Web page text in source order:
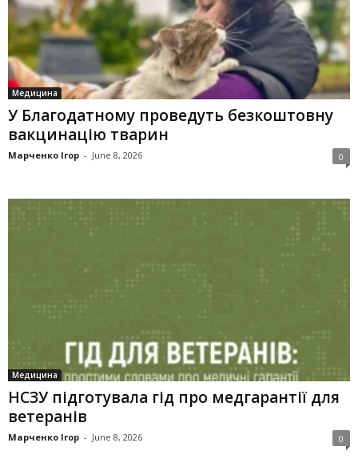
Медицина
У Благодатному проведуть безкоштовну
вакцинацію тварин
Марченко Ігор - June 8, 2026 0
Медицина
НСЗУ підготувала гід про медгарантії для
ветеранів
Марченко Ігор - June 8, 2026 0